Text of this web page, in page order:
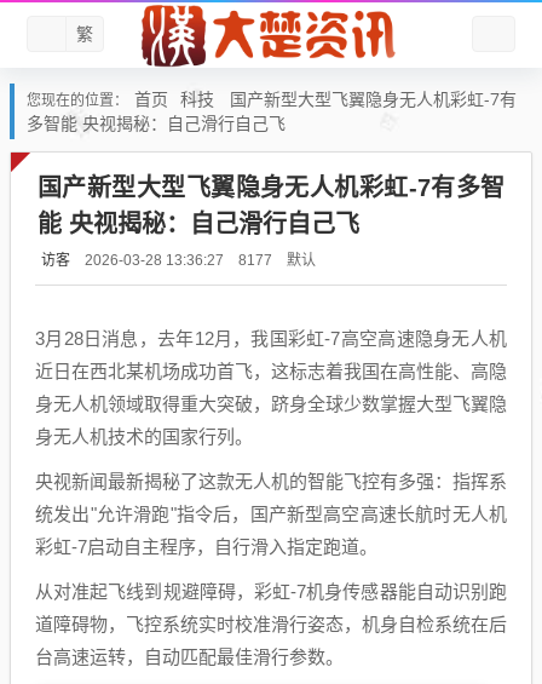
繁
您现在的位置： 首页 科技
国产新型大型飞翼隐身无人机彩虹-7有
多智能 央视揭秘：自己滑行自己飞
国产新型大型飞翼隐身无人机彩虹-7有多智
能 央视揭秘：自己滑行自己飞
访客 2026-03-28 13:36:27 8177 默认
3月28日消息，去年12月，我国彩虹-7高空高速隐身无人机
近日在西北某机场成功首飞，这标志着我国在高性能、高隐
身无人机领域取得重大突破，跻身全球少数掌握大型飞翼隐
身无人机技术的国家行列。
央视新闻最新揭秘了这款无人机的智能飞控有多强：指挥系
统发出"允许滑跑"指令后，国产新型高空高速长航时无人机
彩虹-7启动自主程序，自行滑入指定跑道。
从对准起飞线到规避障碍，彩虹-7机身传感器能自动识别跑
道障碍物，飞控系统实时校准滑行姿态，机身自检系统在后
台高速运转，自动匹配最佳滑行参数。